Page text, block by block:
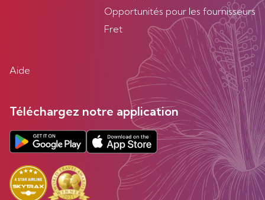
Opportunités pour les fournisseurs
Fret
Aide
Téléchargez notre application